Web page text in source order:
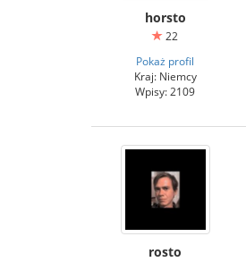
horsto
22
Pokaż profil
Kraj: Niemcy
Wpisy: 2109
rosto